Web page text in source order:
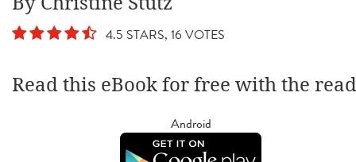
4.5 STARS, 16 VOTES
Read this eBook for free with the
Android